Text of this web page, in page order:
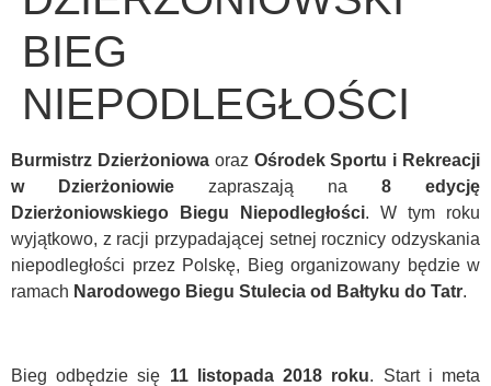
BIEG
NIEPODLEGŁOŚCI
Burmistrz Dzierżoniowaoraz Ośrodek Sportu i Rekreacji
w Dzierżoniowie zapraszają na 8 edycję
Dzierżoniowskiego Biegu Niepodległości. W tym roku
wyjątkowo, z racji przypadającej setnej rocznicy odzyskania
niepodległości przez Polskę, Bieg organizowany będzie w
ramach Narodowego Biegu Stulecia od Bałtyku do Tatr.
Bieg odbędzie się 11 listopada 2018 roku. Start i meta